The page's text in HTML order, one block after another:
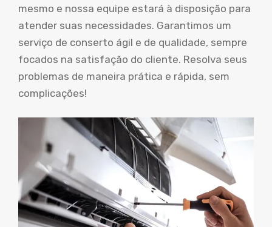
mesmo e nossa equipe estará à disposição para
atender suas necessidades. Garantimos um
serviço de conserto ágil e de qualidade, sempre
focados na satisfação do cliente. Resolva seus
problemas de maneira prática e rápida, sem
complicações!